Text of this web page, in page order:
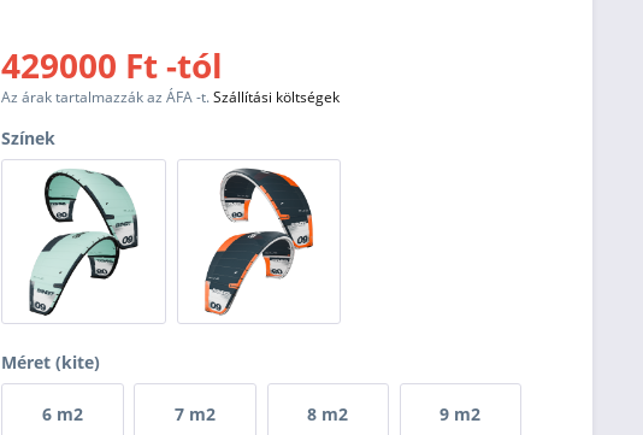
429000 Ft -tól
Az árak tartalmazzák az ÁFA -t.Szállítási költségek
Színek
Méret (kite)
6 m2 7 m2 8 m2 9 m2